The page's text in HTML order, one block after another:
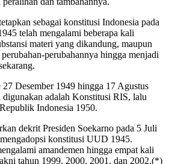
sebagai konstitusi Indonesia pada
telah mengalami beberapa kali
materi yang dikandung, maupun
perubahannya hingga menjadi
Desember 1949 hingga 17 Agustus
digunakan adalah Konstitusi RIS, lalu
Indonesia 1950.
dekrit Presiden Soekarno pada 5 Juli
konstitusi UUD 1945.
amandemen hingga empat kali
tahun 1999, 2000, 2001, dan 2002.(*)